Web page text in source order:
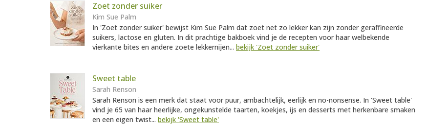
Zoet zonder suiker
Kim Sue Palm
In 'Zoet zonder suiker' bewijst Kim Sue Palm dat zoet net zo lekker kan zijn zonder geraffineerde
suikers, lactose en gluten. In dit prachtige bakboek vind je de recepten voor haar welbekende
vierkante bites en andere zoete lekkernijen... bekijk 'Zoet zonder suiker'
Sweet table
Sarah Renson
Sarah Renson is een merk dat staat voor puur, ambachtelijk, eerlijk en no-nonsense. In 'Sweet table'
vind je 65 van haar heerlijke, ongekunstelde taarten, koekjes, ijs en desserts met herkenbare smaken
en een eigen twist... bekijk 'Sweet table'